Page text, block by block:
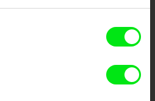
tvůrčí spolupráce 7 klíčových evropských
do Doc Alliance. Naším cílem je